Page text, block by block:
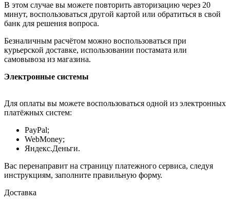
В этом случае вы можете повторить авторизацию через 20
минут, воспользоваться другой картой или обратиться в свой
банк для решения вопроса.
Безналичным расчётом можно воспользоваться при
курьерской доставке, использовании постамата или
самовывоза из магазина.
Электронные системы
Для оплаты вы можете воспользоваться одной из электронных
платёжных систем:
PayPal;
WebMoney;
Яндекс.Деньги.
Вас перенаправит на страницу платежного сервиса, следуя
инструкциям, заполните правильную форму.
Доставка